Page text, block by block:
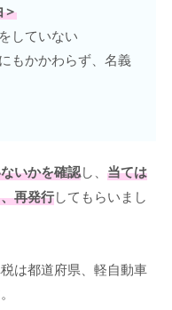
＞
していない
もかかわらず、名義
いかを確認し、 当ては
再発行してもらいまし
は都道府県、軽自動車